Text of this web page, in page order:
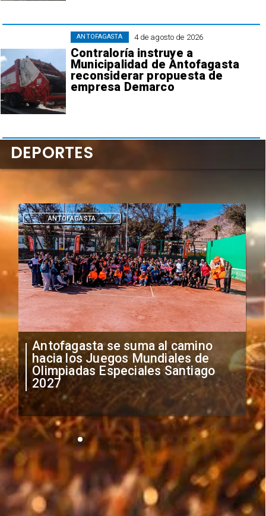
4 de agosto de 2026
Contraloría instruye a
Municipalidad de Antofagasta
reconsiderar propuesta de
empresa Demarco
ANTOFAGASTA
Antofagasta se suma al camino
hacia los Juegos Mundiales de
Olimpiadas Especiales Santiago
2027
ANTOFAGASTA
DEPORTES